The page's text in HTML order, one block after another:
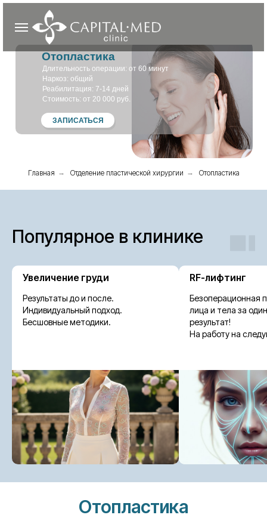
Отопластика
Длительность операции: от 60 минут
Наркоз: общий
Реабилитация: 7-14 дней
Стоимость: от 20 000 руб.
ЗАПИСАТЬСЯ
Главная → Отделение пластической хирургии → Отопластика
Популярное в клинике
Увеличение груди
Результаты до и после.
Индивидуальный подход.
Бесшовные методики.
RF-лифтинг
Безоперационная
лица и тела за
результат!
На работу на
Отопластика